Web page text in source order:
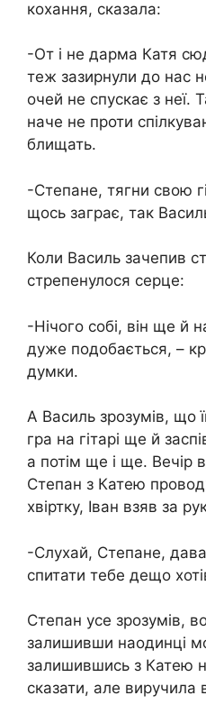
кохання, сказала:
-От і не дарма Катя
теж зазирнули до нас
очей не спускає з неї.
наче не проти
блищать.
-Степане, тягни свою
щось заграє, так
Коли Василь зачепив
стрепенулося серце:
-Нічого собі, він ще й
дуже подобається, –
думки.
А Василь зрозумів, що
гра на гітарі ще й
а потім ще і ще. Вечір
Степан з Катею
хвіртку, Іван взяв за
-Слухай, Степане,
спитати тебе дещо
Степан усе зрозумів,
залишивши наодинці
залишившись з Катею
сказати, але виручила